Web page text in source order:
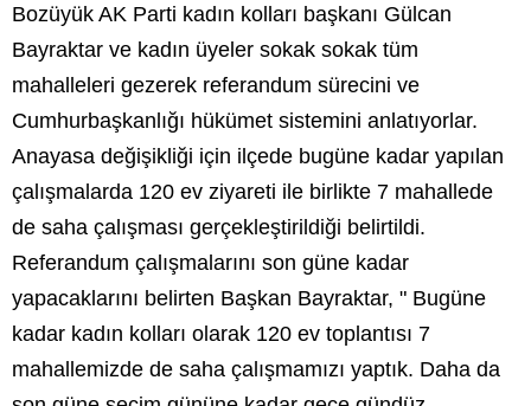
Bozüyük AK Parti kadın kolları başkanı Gülcan
Bayraktar ve kadın üyeler sokak sokak tüm
mahalleleri gezerek referandum sürecini ve
Cumhurbaşkanlığı hükümet sistemini anlatıyorlar.
Anayasa değişikliği için ilçede bugüne kadar yapılan
çalışmalarda 120 ev ziyareti ile birlikte 7 mahallede
de saha çalışması gerçekleştirildiği belirtildi.
Referandum çalışmalarını son güne kadar
yapacaklarını belirten Başkan Bayraktar, " Bugüne
kadar kadın kolları olarak 120 ev toplantısı 7
mahallemizde de saha çalışmamızı yaptık. Daha da